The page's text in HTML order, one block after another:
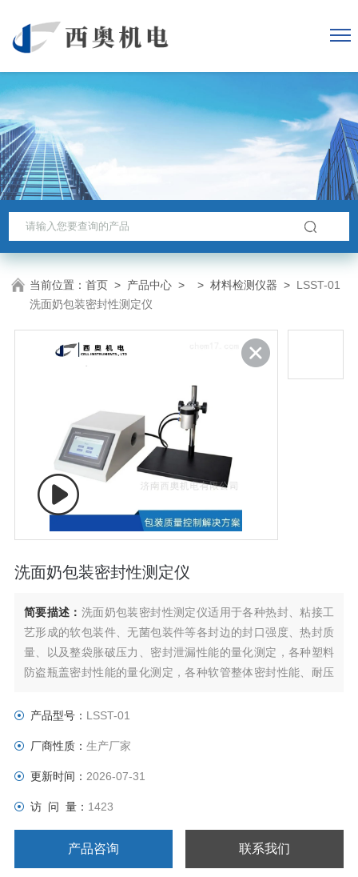
当前位置：首页 > 产品中心 > >材料检测仪器 > LSST-01
洗面奶包装密封性测定仪
洗面奶包装密封性测定仪
简要描述： 洗面奶包装密封性测定仪适用于各种热封、粘接工
艺形成的软包装件、无菌包装件等各封边的封口强度、热封质
量、以及整袋胀破压力、密封泄漏性能的量化测定，各种塑料
防盗瓶盖密封性能的量化测定，各种软管整体密封性能、耐压
等指标的量化测定以及其它密封件的气密性测试。
产品型号： LSST-01
厂商性质： 生产厂家
更新时间： 2026-07-31
访 问 量： 1423
产品咨询 联系我们